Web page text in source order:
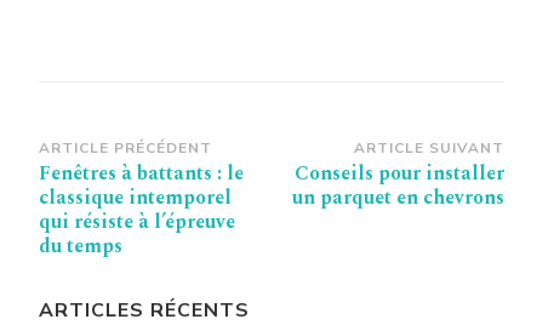
Navigation
d’article
ARTICLE PRÉCÉDENT
Fenêtres à battants : le
classique intemporel
qui résiste à l’épreuve
du temps
ARTICLE SUIVANT
Conseils pour installer
un parquet en chevrons
ARTICLES RÉCENTS